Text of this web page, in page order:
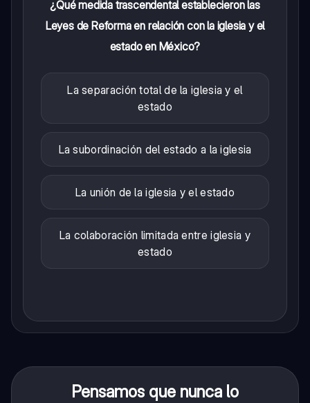
¿Qué medida trascendental establecieron las
Leyes de Reforma en relación con la iglesia y el
estado en México?
La separación total de la iglesia y el
estado
La subordinación del estado a la iglesia
La unión de la iglesia y el estado
La colaboración limitada entre iglesia y
estado
Pensamos que nunca lo